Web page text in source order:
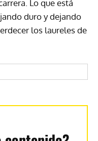
Lo que está
duro y dejando
los laureles de